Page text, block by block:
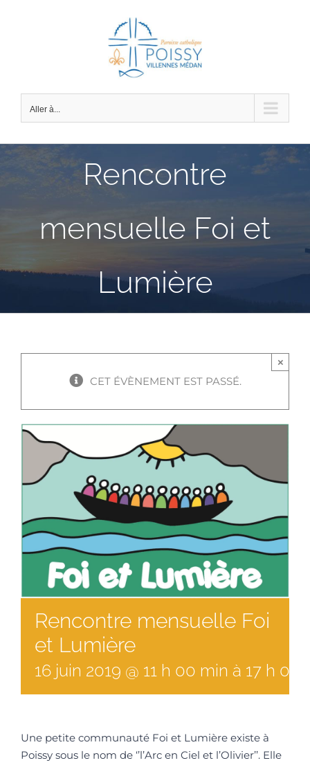
Aller à...
Rencontre
mensuelle Foi et
Lumière
CET ÉVÈNEMENT EST PASSÉ.
×
Rencontre mensuelle Foi
et Lumière
16 juin 2019 @ 11 h 00 min à 17 h 00
Une petite communauté Foi et Lumière existe à
Poissy sous le nom de ‘’l’Arc en Ciel et l’Olivier’’. Elle